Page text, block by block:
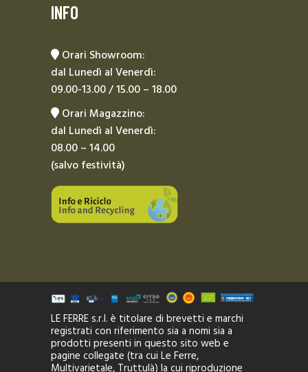
INFO
Orari Showroom:
dal Lunedì al Venerdì:
09.00-13.00 / 15.00 – 18.00
Orari Magazzino:
dal Lunedì al Venerdì:
08.00 – 14.00
(salvo festività)
LE FERRE s.r.l. è titolare di brevetti e marchi
registrati con riferimento sia a nomi sia a
prodotti presenti in questo sito web e
pagine collegate (tra cui Le Ferre,